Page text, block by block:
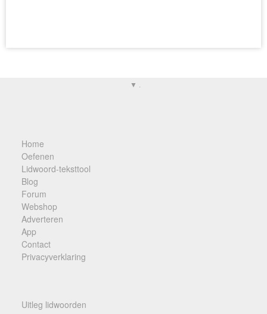
▼ .
Home
Oefenen
Lidwoord-teksttool
Blog
Forum
Webshop
Adverteren
App
Contact
Privacyverklaring
Uitleg lidwoorden